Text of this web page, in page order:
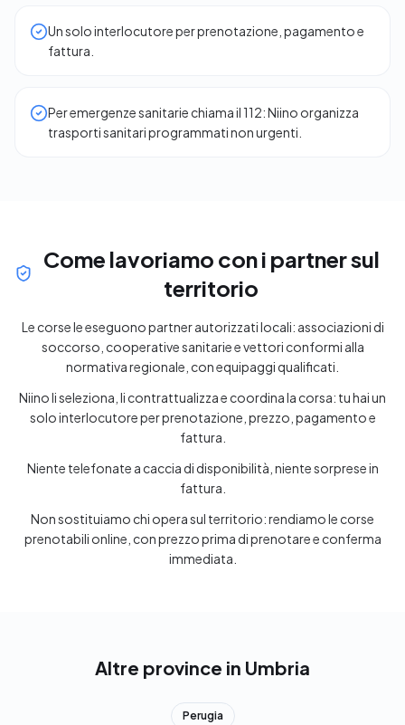
Un solo interlocutore per prenotazione, pagamento e
fattura.
Per emergenze sanitarie chiama il 112: Niino organizza
trasporti sanitari programmati non urgenti.
Come lavoriamo con i partner sul
territorio
Le corse le eseguono partner autorizzati locali: associazioni di
soccorso, cooperative sanitarie e vettori conformi alla
normativa regionale, con equipaggi qualificati.
Niino li seleziona, li contrattualizza e coordina la corsa: tu hai un
solo interlocutore per prenotazione, prezzo, pagamento e
fattura.
Niente telefonate a caccia di disponibilità, niente sorprese in
fattura.
Non sostituiamo chi opera sul territorio: rendiamo le corse
prenotabili online, con prezzo prima di prenotare e conferma
immediata.
Altre province in Umbria
Perugia